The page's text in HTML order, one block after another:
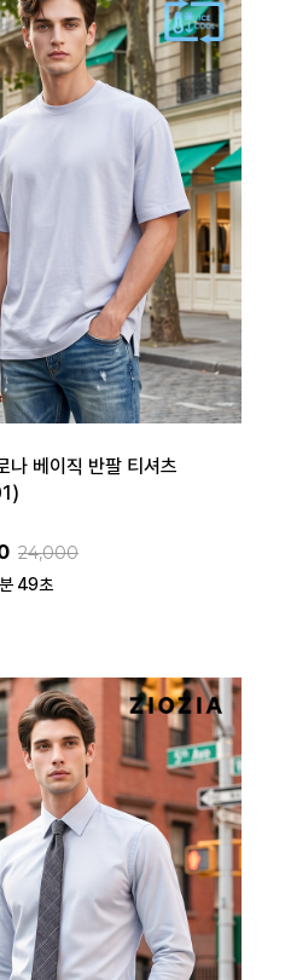
나 베이직 반팔 티셔츠
24,000
49초